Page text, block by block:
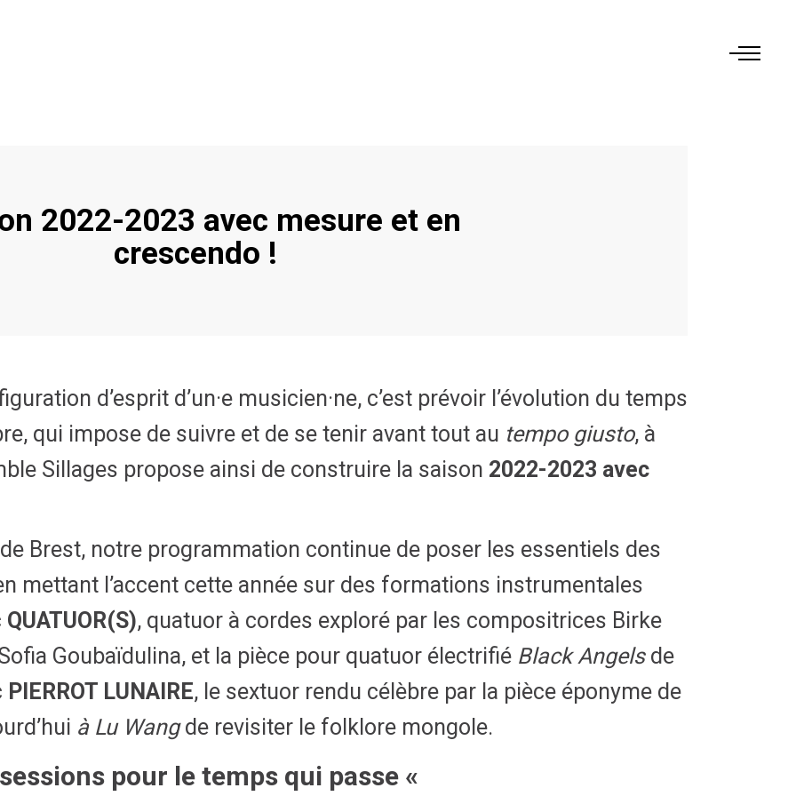
2022-2023 avec mesure et en
crescendo !
d’esprit d’un·e musicien·ne, c’est prévoir l’évolution du temps
qui impose de suivre et de se tenir avant tout au tempo giusto, à
Sillages propose ainsi de construire la saison 2022-2023 avec
Brest, notre programmation continue de poser les essentiels des
mettant l’accent cette année sur des formations instrumentales
QUATUOR(S), quatuor à cordes exploré par les compositrices Birke
Goubaïdulina, et la pièce pour quatuor électrifié Black Angels de
PIERROT LUNAIRE, le sextuor rendu célèbre par la pièce éponyme de
à Lu Wangde revisiter le folklore mongole.
pour le temps qui passe «